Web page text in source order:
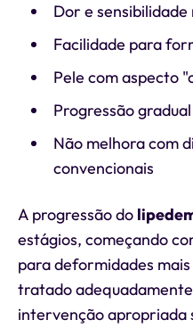
Dor e
Facilidade para
Pele com aspecto
Progressão
Não melhora com
convencionais
A progressão do
estágios, começando
para deformidades
tratado
intervenção apropriada